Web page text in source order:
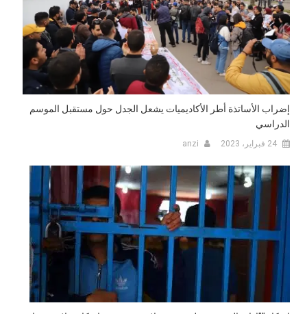
إضراب الأساتذة أطر الأكاديميات يشعل الجدل حول مستقبل الموسم
الدراسي
24 فبراير، 2023 anzi